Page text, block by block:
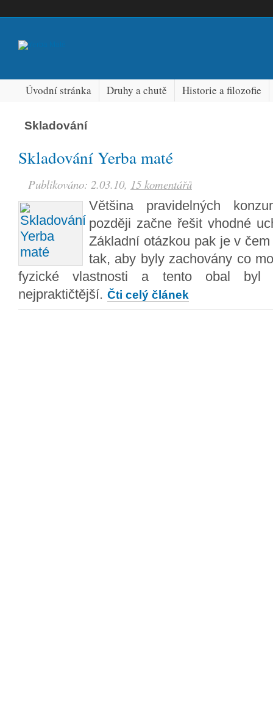
Úvodní stránka Druhy a chutě Historie a filozofie
Skladování
Skladování Yerba maté
Publikováno: 2.03.10, 15 komentářů
Většina pravidelných
později začne řešit vhodné
Základní otázkou pak je v
tak, aby byly zachovány co
fyzické vlastnosti a tento obal byl
nejpraktičtější. Čti celý článek